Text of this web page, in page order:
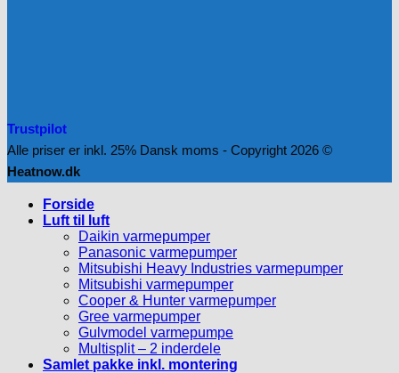
Trustpilot
Alle priser er inkl. 25% Dansk moms - Copyright 2026 ©
Heatnow.dk
Forside
Luft til luft
Daikin varmepumper
Panasonic varmepumper
Mitsubishi Heavy Industries varmepumper
Mitsubishi varmepumper
Cooper & Hunter varmepumper
Gree varmepumper
Gulvmodel varmepumpe
Multisplit – 2 inderdele
Samlet pakke inkl. montering